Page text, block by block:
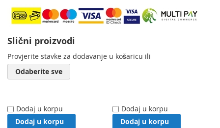
Slični proizvodi
Provjerite stavke za dodavanje u košaricu ili
Odaberite sve
Dodaj u korpu
Dodaj u korpu
Dodaj u korpu
Dodaj u korpu